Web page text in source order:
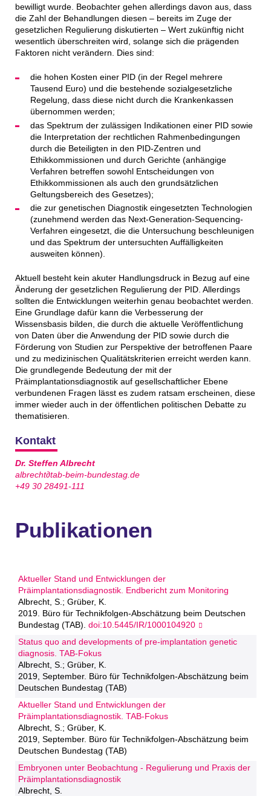
bewilligt wurde. Beobachter gehen allerdings davon aus, dass
die Zahl der Behandlungen diesen – bereits im Zuge der
gesetzlichen Regulierung diskutierten – Wert zukünftig nicht
wesentlich überschreiten wird, solange sich die prägenden
Faktoren nicht verändern. Dies sind:
die hohen Kosten einer PID (in der Regel mehrere
Tausend Euro) und die bestehende sozialgesetzliche
Regelung, dass diese nicht durch die Krankenkassen
übernommen werden;
das Spektrum der zulässigen Indikationen einer PID sowie
die Interpretation der rechtlichen Rahmenbedingungen
durch die Beteiligten in den PID-Zentren und
Ethikkommissionen und durch Gerichte (anhängige
Verfahren betreffen sowohl Entscheidungen von
Ethikkommissionen als auch den grundsätzlichen
Geltungsbereich des Gesetzes);
die zur genetischen Diagnostik eingesetzten Technologien
(zunehmend werden das Next-Generation-Sequencing-
Verfahren eingesetzt, die die Untersuchung beschleunigen
und das Spektrum der untersuchten Auffälligkeiten
ausweiten können).
Aktuell besteht kein akuter Handlungsdruck in Bezug auf eine
Änderung der gesetzlichen Regulierung der PID. Allerdings
sollten die Entwicklungen weiterhin genau beobachtet werden.
Eine Grundlage dafür kann die Verbesserung der
Wissensbasis bilden, die durch die aktuelle Veröffentlichung
von Daten über die Anwendung der PID sowie durch die
Förderung von Studien zur Perspektive der betroffenen Paare
und zu medizinischen Qualitätskriterien erreicht werden kann.
Die grundlegende Bedeutung der mit der
Präimplantationsdiagnostik auf gesellschaftlicher Ebene
verbundenen Fragen lässt es zudem ratsam erscheinen, diese
immer wieder auch in der öffentlichen politischen Debatte zu
thematisieren.
Kontakt
Dr. Steffen Albrecht
albrecht∂tab-beim-bundestag.de
+49 30 28491-111
Publikationen
Aktueller Stand und Entwicklungen der
Präimplantationsdiagnostik. Endbericht zum Monitoring
Albrecht, S.; Grüber, K.
2019. Büro für Technikfolgen-Abschätzung beim Deutschen
Bundestag (TAB). doi:10.5445/IR/1000104920
Status quo and developments of pre-implantation genetic
diagnosis. TAB-Fokus
Albrecht, S.; Grüber, K.
2019, September. Büro für Technikfolgen-Abschätzung beim
Deutschen Bundestag (TAB)
Aktueller Stand und Entwicklungen der
Präimplantationsdiagnostik. TAB-Fokus
Albrecht, S.; Grüber, K.
2019, September. Büro für Technikfolgen-Abschätzung beim
Deutschen Bundestag (TAB)
Embryonen unter Beobachtung - Regulierung und Praxis der
Präimplantationsdiagnostik
Albrecht, S.